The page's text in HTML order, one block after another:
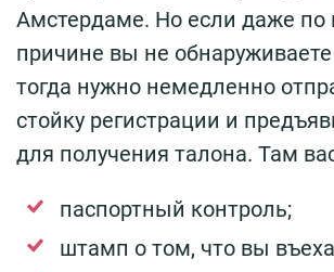
Амстердаме. Но если даже по
причине вы не
тогда нужно немедленно
стойку регистрации и
для получения талона. Там
паспортный контроль;
штамп о том, что вы